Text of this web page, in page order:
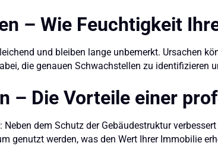
– Wie Feuchtigkeit
und bleiben lange unbemerkt. Ursachen
die genauen Schwachstellen zu identifizieren
– Die Vorteile einer
Neben dem Schutz der Gebäudestruktur
genutzt werden, was den Wert Ihrer Immobilie